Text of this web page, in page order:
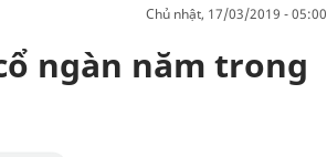
chủ nhật, 17/03/2019 - 05:00
ngàn năm trong